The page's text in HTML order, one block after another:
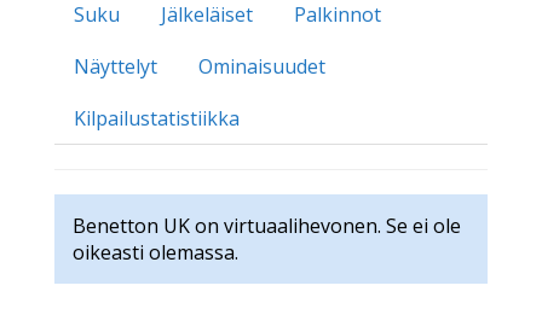
Suku Jälkeläiset
Palkinnot
Näyttelyt
Ominaisuudet
Kilpailustatistiikka
Benetton UK on virtuaalihevonen. Se ei ole
oikeasti olemassa.